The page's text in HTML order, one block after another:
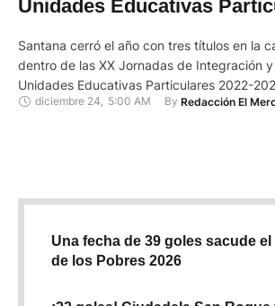
Unidades Educativas
Santana cerró el año con tres títulos en la
dentro de las XX Jornadas de Integración
Unidades Educativas Particulares 2022-
anfitrión colocó en el máximo trofeo su
diciembre 24, 5:00 AM By Redacción El
Una fecha de 39 goles sacude
de los Pobres 2026